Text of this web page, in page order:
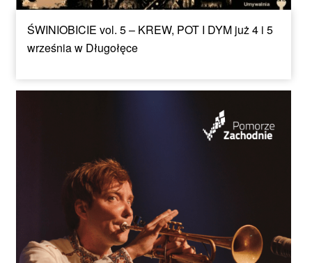
ŚWINIOBICIE vol. 5 – KREW, POT I DYM już 4 i 5
września w Długołęce